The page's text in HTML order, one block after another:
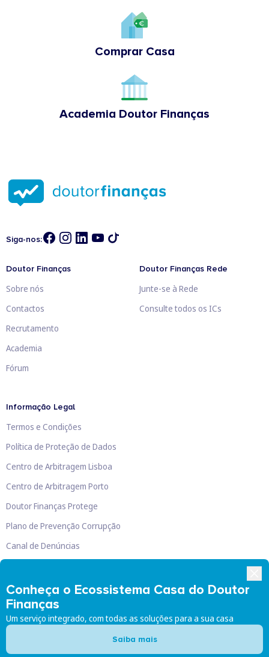
Comprar Casa
Academia Doutor Finanças
Conheça o Ecossistema Casa do Doutor
Finanças
Um serviço integrado, com todas as soluções para a sua casa
Saiba mais
Siga-nos:
Doutor Finanças
Sobre nós
Contactos
Recrutamento
Academia
Fórum
Doutor Finanças Rede
Junte-se à Rede
Consulte todos os ICs
Informação Legal
Termos e Condições
Política de Proteção de Dados
Centro de Arbitragem Lisboa
Centro de Arbitragem Porto
Doutor Finanças Protege
Plano de Prevenção Corrupção
Canal de Denúncias
Doutor Finanças, Lda